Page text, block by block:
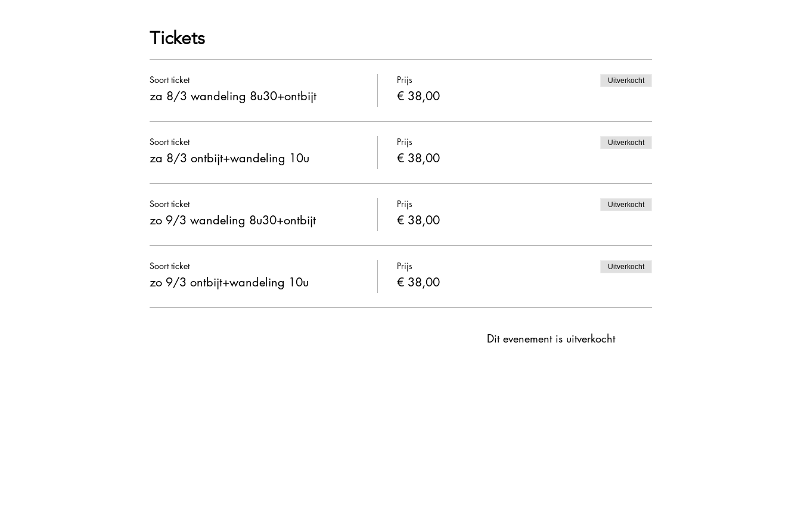
Tickets
Soort ticket
za 8/3 wandeling 8u30+ontbijt
Prijs
€ 38,00
Uitverkocht
Soort ticket
za 8/3 ontbijt+wandeling 10u
Prijs
€ 38,00
Uitverkocht
Soort ticket
zo 9/3 wandeling 8u30+ontbijt
Prijs
€ 38,00
Uitverkocht
Soort ticket
zo 9/3 ontbijt+wandeling 10u
Prijs
€ 38,00
Uitverkocht
Dit evenement is uitverkocht